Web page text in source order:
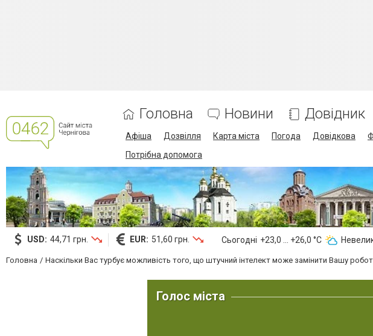
Головна Новини Довідник
Афіша Дозвілля Карта міста Погода Довідкова
Потрібна допомога
USD: 44,71 грн. EUR: 51,60 грн. Сьогодні +23,0 ... +26,0 °С
Головна Наскільки Вас турбує можливість того, що штучний інтелект може замінити Вашу
Голос міста